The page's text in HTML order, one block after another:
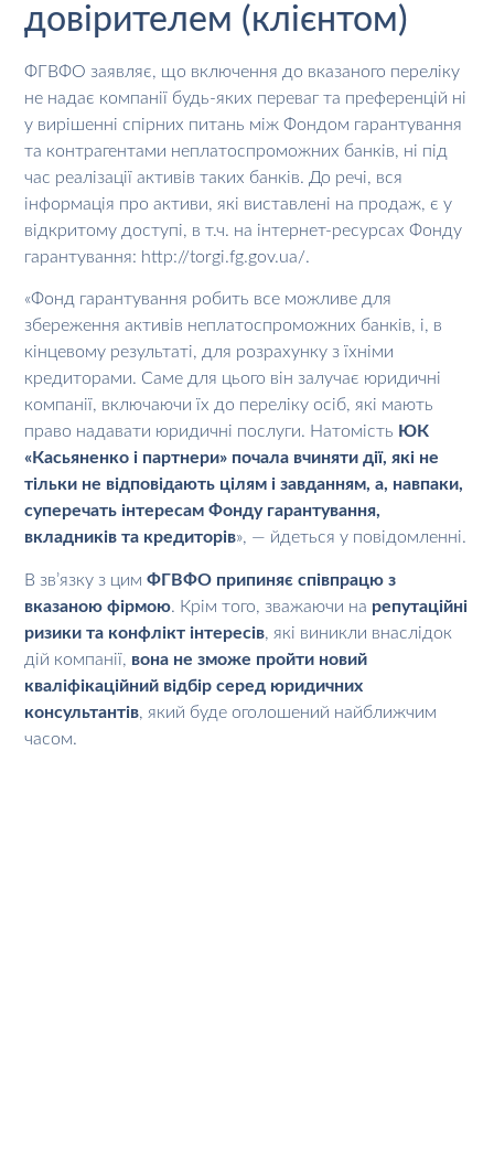
довірителем (клієнтом)
ФГВФО заявляє, що включення до вказаного переліку
не надає компанії будь-яких переваг та преференцій ні
у вирішенні спірних питань між Фондом гарантування
та контрагентами неплатоспроможних банків, ні під
час реалізації активів таких банків. До речі, вся
інформація про активи, які виставлені на продаж, є у
відкритому доступі, в т.ч. на інтернет-ресурсах Фонду
гарантування: http://torgi.fg.gov.ua/.
«Фонд гарантування робить все можливе для
збереження активів неплатоспроможних банків, і, в
кінцевому результаті, для розрахунку з їхніми
кредиторами. Саме для цього він залучає юридичні
компанії, включаючи їх до переліку осіб, які мають
право надавати юридичні послуги. Натомість ЮК
«Касьяненко і партнери» почала вчиняти дії, які не
тільки не відповідають цілям і завданням, а, навпаки,
суперечать інтересам Фонду гарантування,
вкладників та кредиторів», — йдеться у повідомленні.
В зв’язку з цимФГВФО припиняє співпрацю з
вказаною фірмою. Крім того, зважаючи на репутаційні
ризики та конфлікт інтересів, які виникли внаслідок
дій компанії, вона не зможе пройти новий
кваліфікаційний відбір серед юридичних
консультантів, який буде оголошений найближчим
часом.